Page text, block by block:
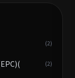
(2)
(2)